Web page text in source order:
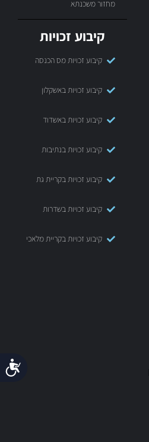
מחזור משכנתא
קיבוע זכויות
קיבוע זכויות מס הכנסה
קיבוע זכויות באשקלון
קיבוע זכויות באשדוד
קיבוע זכויות בנתיבות
קיבוע זכויות בקריית גת
קיבוע זכויות בשדרות
קיבוע זכויות בקריית מלאכי